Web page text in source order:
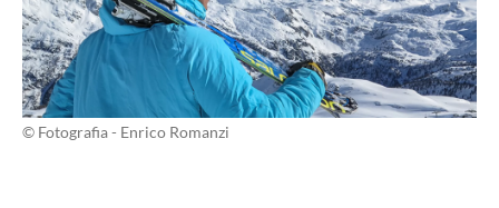
© Fotografia - Enrico Romanzi